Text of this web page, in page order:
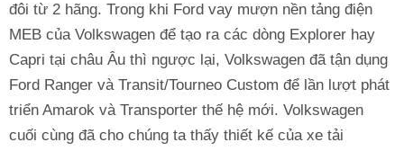
đôi từ 2 hãng. Trong khi Ford vay mượn nền tảng điện
MEB của Volkswagen để tạo ra các dòng Explorer hay
Capri tại châu Âu thì ngược lại, Volkswagen đã tận dụng
Ford Ranger và Transit/Tourneo Custom để lần lượt phát
triển Amarok và Transporter thế hệ mới. Volkswagen
cuối cùng đã cho chúng ta thấy thiết kế của xe tải